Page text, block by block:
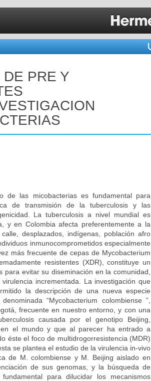
PRE Y
de las micobacterias es fundamental para
de transmisión de la tuberculosis y las
La tuberculosis a nivel mundial es
y en Colombia afecta preferentemente a la
desplazados, indígenas, población afro
inmunocomprometidos especialmente
más frecuente de cepas de Mycobacterium
resistentes (XDR), constituye un
evitar su diseminación en la comunidad,
incrementada. La investigación que
la descripción de una nueva especie
“Mycobacterium colombiense ”,
frecuente en nuestro entorno, y con una
causada por el genotipo Beijing,
el mundo y que al parecer ha entrado a
éste el foco de multidrogorresistencia (MDR)
se plantea el estudio de la virulencia in-vivo
de M. colombiense y M. Beijing aislado en
de sus genomas, y la búsqueda de
para dilucidar los mecanismos